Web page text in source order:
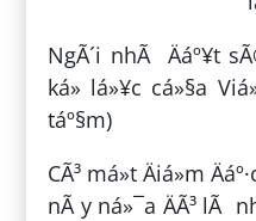
NgÃ´i nhÃ Äáº¥t
ká» lá»¥c cá»§a
táº§m)
CÃ³ má»t Äiá»m
nÃ y ná»¯a ÄÃ³ lÃ